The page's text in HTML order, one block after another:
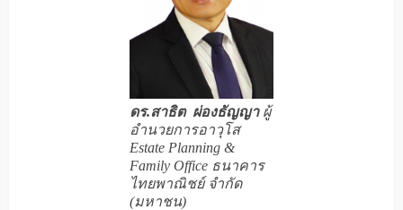
ดร.สาธิต ผ่องธัญญาผู้
อำนวยการอาวุโส
Estate Planning &
Family Office ธนาคาร
ไทยพาณิชย์ จำกัด
(มหาชน)